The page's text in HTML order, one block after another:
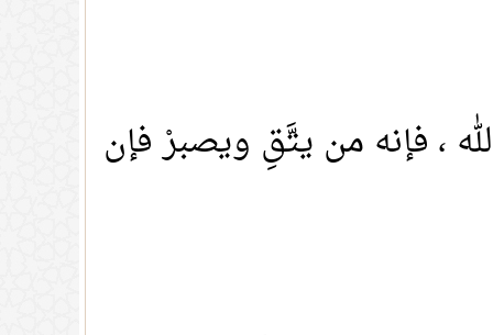
، فإنه من يتَّقِ ويصبرْ فإن